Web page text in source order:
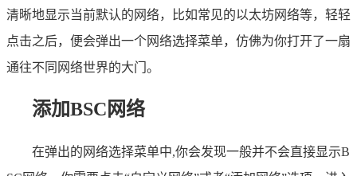
清晰地显示当前默认的网络，比如常见的以太坊网络等，轻轻
点击之后，便会弹出一个网络选择菜单，仿佛为你打开了一扇
通往不同网络世界的大门。
添加BSC网络
在弹出的网络选择菜单中,你会发现一般并不会直接显示B